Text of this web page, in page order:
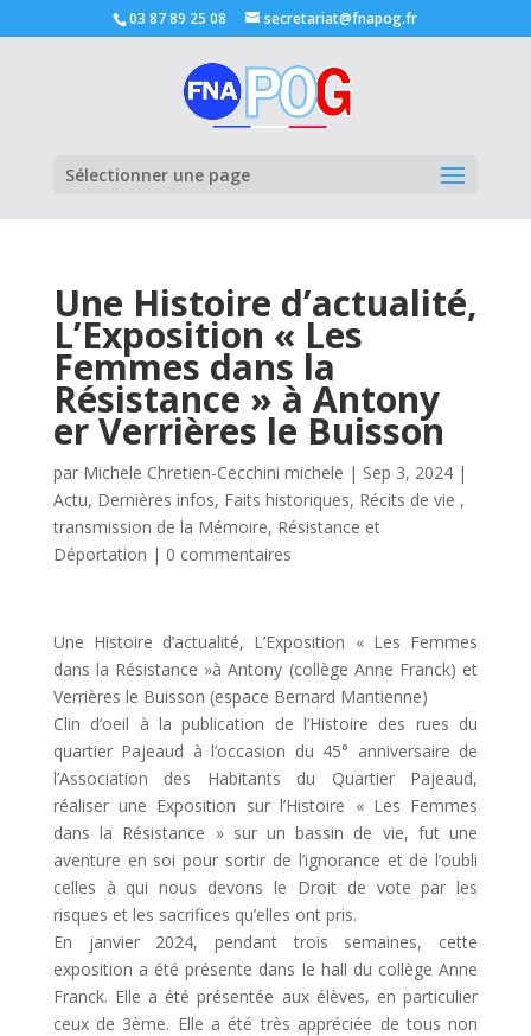
03 87 89 25 08 secretariat@fnapog.fr
Sélectionner une page
Une Histoire d’actualité,
L’Exposition « Les
Femmes dans la
Résistance » à Antony
er Verrières le Buisson
par Michele Chretien-Cecchini michele | Sep 3, 2024|
Actu, Dernières infos, Faits historiques, Récits de vie ,
transmission de la Mémoire, Résistance et
Déportation | 0 commentaires
Une Histoire d’actualité, L’Exposition « Les Femmes
dans la Résistance »à Antony (collège Anne Franck) et
Verrières le Buisson (espace Bernard Mantienne)
Clin d’oeil à la publication de l’Histoire des rues du
quartier Pajeaud à l’occasion du 45° anniversaire de
l’Association des Habitants du Quartier Pajeaud,
réaliser une Exposition sur l’Histoire « Les Femmes
dans la Résistance » sur un bassin de vie, fut une
aventure en soi pour sortir de l’ignorance et de l’oubli
celles à qui nous devons le Droit de vote par les
risques et les sacrifices qu’elles ont pris.
En janvier 2024, pendant trois semaines, cette
exposition a été présente dans le hall du collège Anne
Franck. Elle a été présentée aux élèves, en particulier
ceux de 3ème. Elle a été très appréciée de tous non